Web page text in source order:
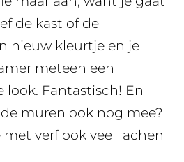
de kast of de
nieuw kleurtje en je
meteen een
Fantastisch! En
muren ook nog mee?
verf ook veel lachen